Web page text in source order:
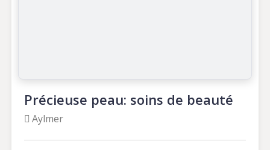
Précieuse peau: soins de beauté
Aylmer